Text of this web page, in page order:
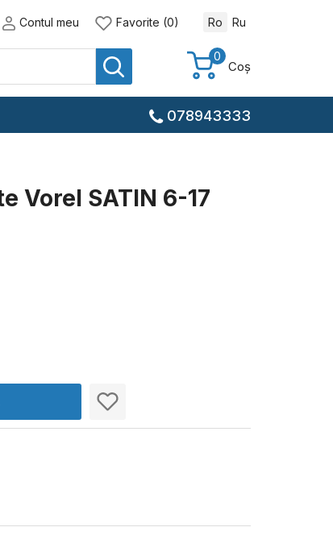
Contul meu Favorite (0) Ro Ru
0
Coș
078943333
Vorel SATIN 6-17